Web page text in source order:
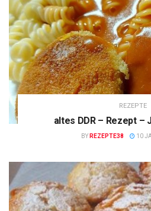
REZEPTE
altes DDR – Rezept –
BY REZEPTE38 10